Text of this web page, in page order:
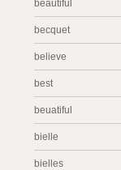
beautiful
becquet
believe
best
beuatiful
bielle
bielles